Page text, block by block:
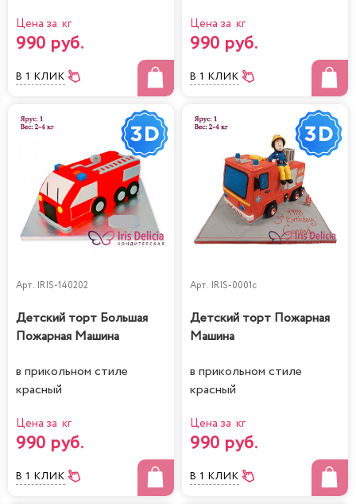
Цена за кг
990 руб.
В 1 КЛИК
Цена за кг
990 руб.
В 1 КЛИК
Арт. IRIS-140202
Детский торт Большая
Пожарная Машина
в прикольном стиле
красный
Цена за кг
990 руб.
В 1 КЛИК
Арт. IRIS-0001c
Детский торт Пожарная
Машина
в прикольном стиле
красный
Цена за кг
990 руб.
В 1 КЛИК